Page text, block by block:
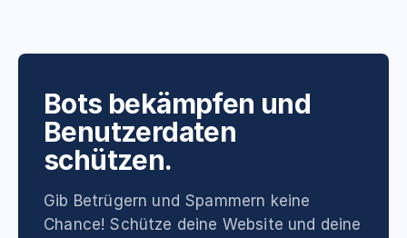
Bots bekämpfen und
Benutzerdaten
schützen.
Gib Betrügern und Spammern keine
Chance! Schütze deine Website und deine